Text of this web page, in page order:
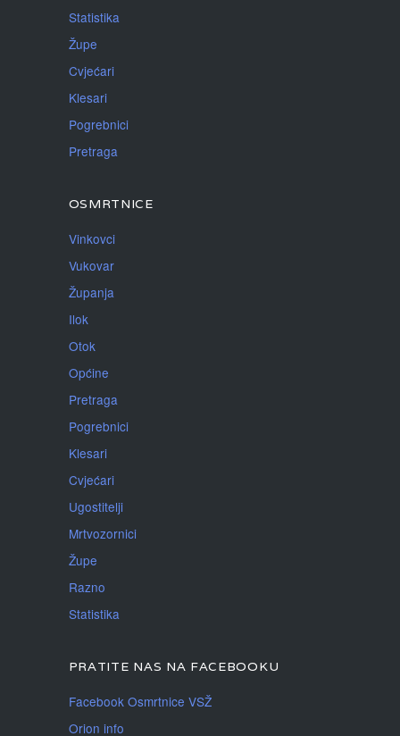
Statistika
Župe
Cvjećari
Klesari
Pogrebnici
Pretraga
OSMRTNICE
Vinkovci
Vukovar
Županja
Ilok
Otok
Općine
Pretraga
Pogrebnici
Klesari
Cvjećari
Ugostitelji
Mrtvozornici
Župe
Razno
Statistika
PRATITE NAS NA FACEBOOKU
Facebook Osmrtnice VSŽ
Orion info